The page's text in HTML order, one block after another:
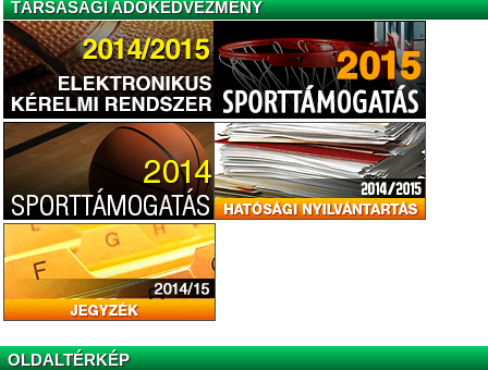
TÁRSASÁGI ADÓKEDVEZMÉNY
OLDALTÉRKÉP